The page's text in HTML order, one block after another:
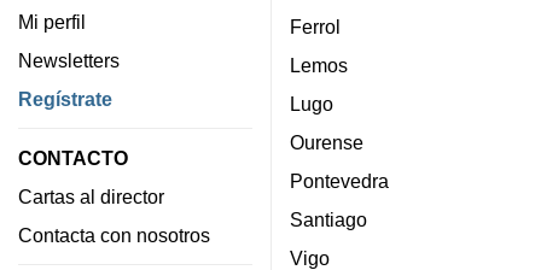
Mi perfil
Newsletters
Regístrate
CONTACTO
Cartas al director
Contacta con nosotros
Ferrol
Lemos
Lugo
Ourense
Pontevedra
Santiago
Vigo